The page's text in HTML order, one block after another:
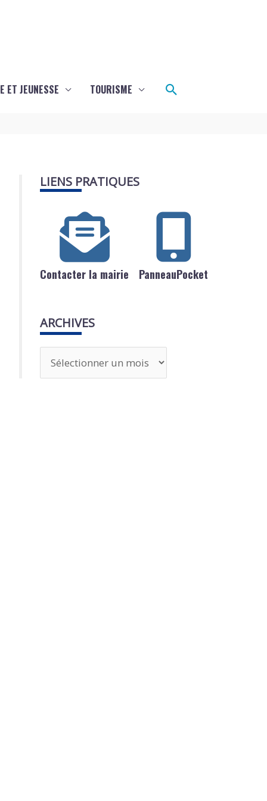
ET JEUNESSE TOURISME Rechercher
LIENS PRATIQUES
Contacter la mairie PanneauPocket
ARCHIVES
r